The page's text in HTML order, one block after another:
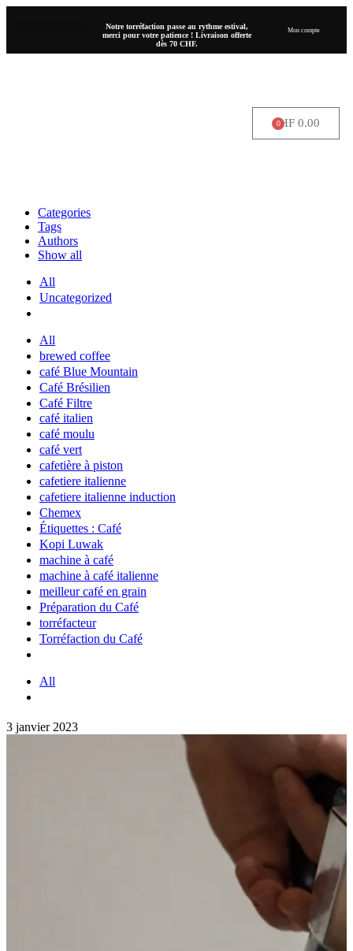
Notre torréfaction passe au rythme estival,
merci pour votre patience ! Livraison offerte
dès 70 CHF.
Mon compte
CHF 0.00
0
Categories
Tags
Authors
Show all
All
Uncategorized
All
brewed coffee
café Blue Mountain
Café Brésilien
Café Filtre
café italien
café moulu
café vert
cafetière à piston
cafetiere italienne
cafetiere italienne induction
Chemex
Étiquettes : Café
Kopi Luwak
machine à café
machine à café italienne
meilleur café en grain
Préparation du Café
torréfacteur
Torréfaction du Café
All
3 janvier 2023